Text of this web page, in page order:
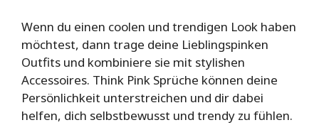
Wenn du einen coolen und trendigen Look haben
möchtest, dann trage deine Lieblingspinken
Outfits und kombiniere sie mit stylishen
Accessoires. Think Pink Sprüche können deine
Persönlichkeit unterstreichen und dir dabei
helfen, dich selbstbewusst und trendy zu fühlen.